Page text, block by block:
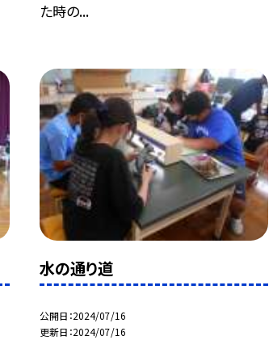
た時の...
水の通り道
公開日 2024/07/16
更新日 2024/07/16